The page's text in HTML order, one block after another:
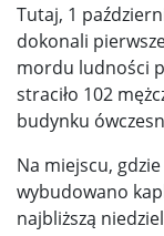
Tutaj, 1
dokonali
mordu ludności
straciło 102
budynku
Na miejscu,
wybudowano
najbliższą